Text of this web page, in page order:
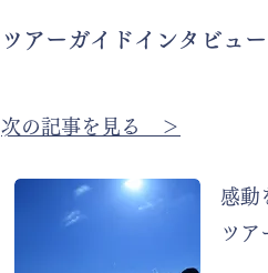
ツアーガイドインタビュー
​次の記事を見る ＞
感動
ツア